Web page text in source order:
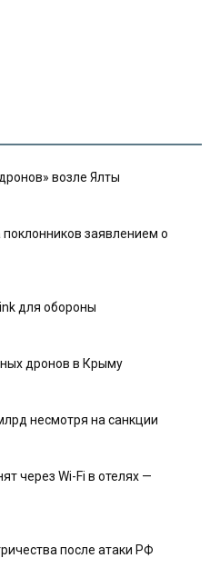
возле Ялты
заявлением о
для обороны
дронов в Крыму
несмотря на санкции
через Wi-Fi в отелях —
после атаки РФ